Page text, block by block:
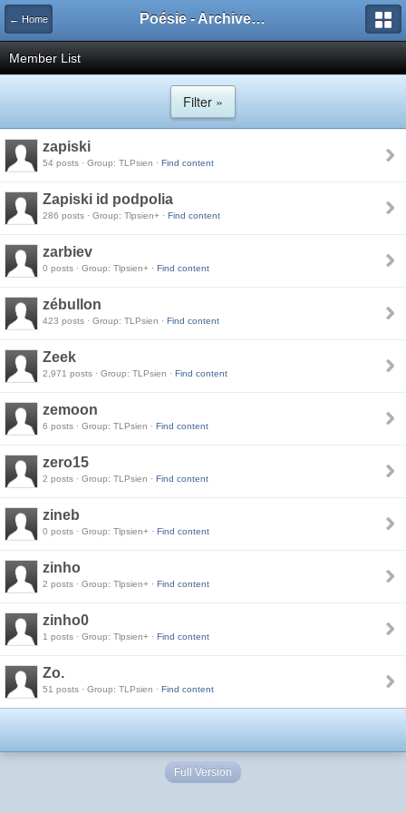
← Home Poésie - Archives de Toute La Poésie - 2005 - 2006
Member List
Filter »
zapiski
54 posts · Group: TLPsien · Find content
Zapiski id podpolia
286 posts · Group: Tlpsien+ · Find content
zarbiev
0 posts · Group: Tlpsien+ · Find content
zébullon
423 posts · Group: TLPsien · Find content
Zeek
2,971 posts · Group: TLPsien · Find content
zemoon
6 posts · Group: TLPsien · Find content
zero15
2 posts · Group: TLPsien · Find content
zineb
0 posts · Group: Tlpsien+ · Find content
zinho
2 posts · Group: Tlpsien+ · Find content
zinho0
1 posts · Group: Tlpsien+ · Find content
Zo.
51 posts · Group: TLPsien · Find content
Full Version